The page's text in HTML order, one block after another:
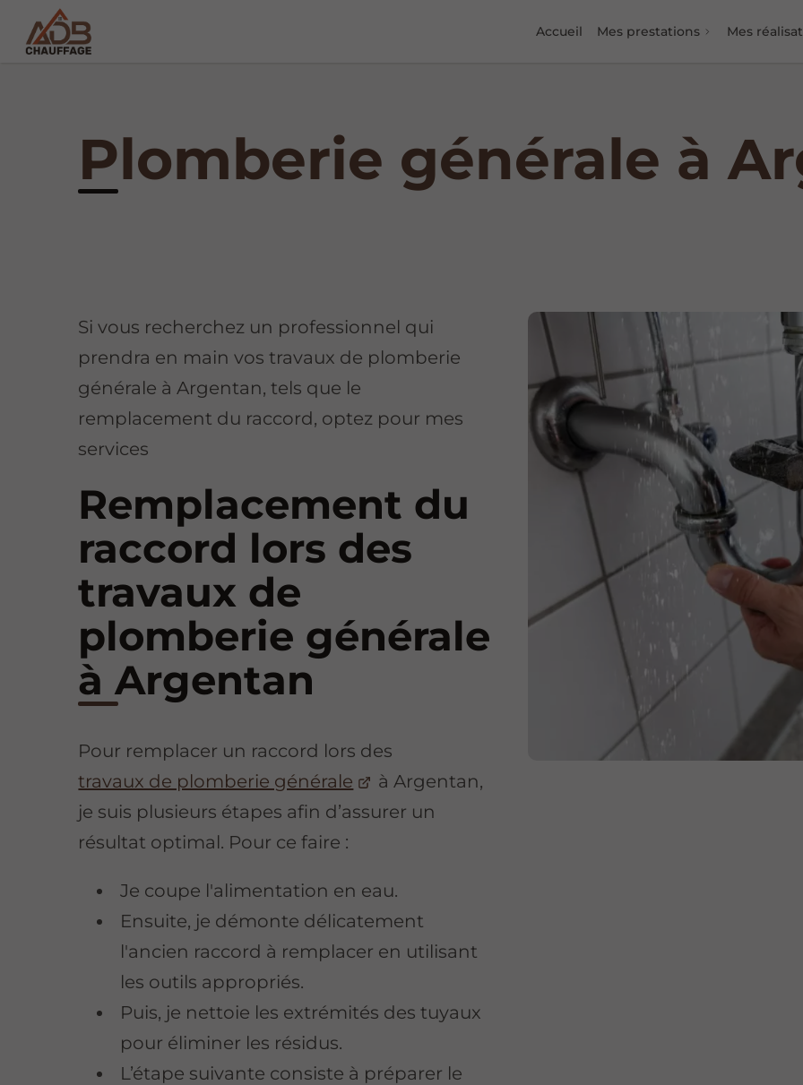
Accueil Mes prestations Mes
Plomberie générale à
Si vous recherchez un professionnel qui
prendra en main vos travaux de plomberie
générale à Argentan, tels que le
remplacement du raccord, optez pour mes
services
Remplacement du
raccord lors des
travaux de
plomberie générale
à Argentan
Pour remplacer un raccord lors des
travaux de plomberie générale
à Argentan,
je suis plusieurs étapes afin d’assurer un
résultat optimal. Pour ce faire :
Je coupe l'alimentation en eau.
Ensuite, je démonte délicatement
l'ancien raccord à remplacer en utilisant
les outils appropriés.
Puis, je nettoie les extrémités des tuyaux
pour éliminer les résidus.
L’étape suivante consiste à préparer le